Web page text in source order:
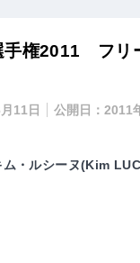
権2011 フリ
11日 公開日：2011
・ルシーヌ(Kim